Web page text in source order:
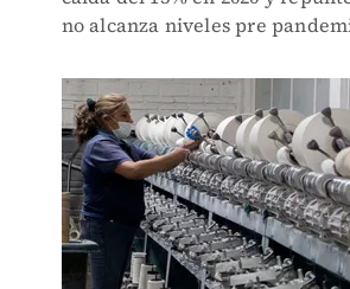
no alcanza niveles pre